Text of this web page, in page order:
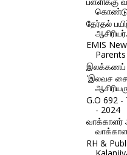
கொண்டு
தேர்தல்
EMIS
Parents
இலக்கணப்
'இலவச
G.O 692
- 2024
RH &